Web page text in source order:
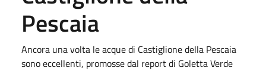
Pescaia
Ancora una volta le acque di Castiglione della Pescaia
sono eccellenti, promosse dal report di Goletta Verde